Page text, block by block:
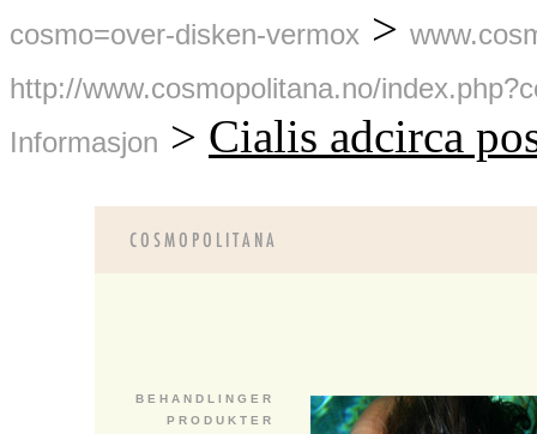
cosmo=over-disken-vermox >
http://www.cosmopolitana.no/
Informasjon > Cialis adcirca
B E H A N D L I N G E R
P R O D U K T E R